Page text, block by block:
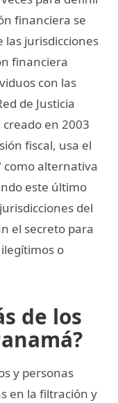
financiera se
las jurisdicciones
financiera
con las
de Justicia
en 2003
fiscal, usa el
como alternativa
este último
del
el secreto para
o
de los
y personas
en la filtración y